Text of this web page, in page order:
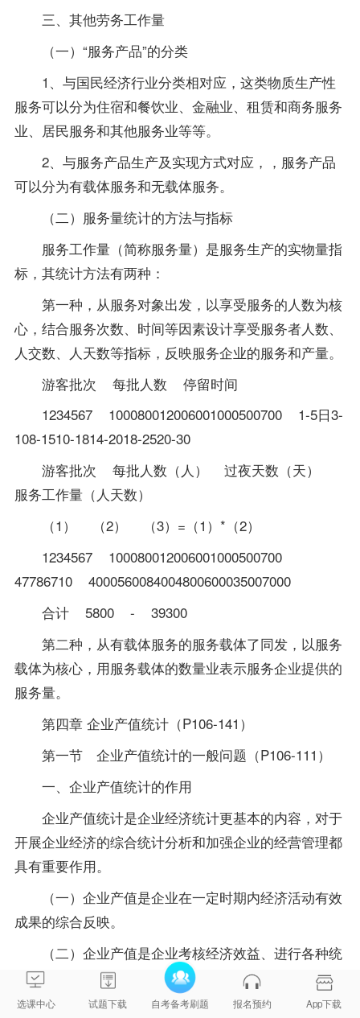
三、其他劳务工作量
（一）“服务产品”的分类
1、与国民经济行业分类相对应，这类物质生产性
服务可以分为住宿和餐饮业、金融业、租赁和商务服务
业、居民服务和其他服务业等等。
2、与服务产品生产及实现方式对应，，服务产品
可以分为有载体服务和无载体服务。
（二）服务量统计的方法与指标
服务工作量（简称服务量）是服务生产的实物量指
标，其统计方法有两种：
第一种，从服务对象出发，以享受服务的人数为核
心，结合服务次数、时间等因素设计享受服务者人数、
人交数、人天数等指标，反映服务企业的服务和产量。
游客批次 每批人数 停留时间
1234567 100080012006001000500700 1-5日3-
108-1510-1814-2018-2520-30
游客批次 每批人数（人） 过夜天数（天）
服务工作量（人天数）
（1） （2） （3）=（1）*（2）
1234567 100080012006001000500700
47786710 4000560084004800600035007000
合计 5800 - 39300
第二种，从有载体服务的服务载体了同发，以服务
载体为核心，用服务载体的数量业表示服务企业提供的
服务量。
第四章 企业产值统计（P106-141）
第一节 企业产值统计的一般问题（P106-111）
一、企业产值统计的作用
企业产值统计是企业经济统计更基本的内容，对于
开展企业经济的综合统计分析和加强企业的经营管理都
具有重要作用。
（一）企业产值是企业在一定时期内经济活动有效
成果的综合反映。
（二）企业产值是企业考核经济效益、进行各种统
计分析的基本依据。
（三）企业产值是企业编制计划和检查计划的依
选课中心 试题下载 自考备考刷题 报名预约 App下载